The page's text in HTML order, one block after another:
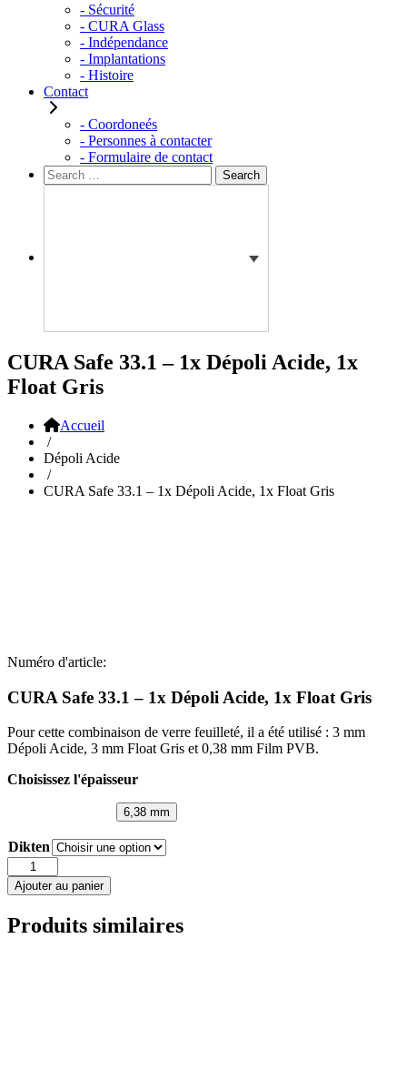
- Sécurité
- CURA Glass
- Indépendance
- Implantations
- Histoire
Contact
- Coordoneés
- Personnes à contacter
- Formulaire de contact
Rechercher :
Search
CURA Safe 33.1 – 1x Dépoli Acide, 1x
Float Gris
Accueil
/
Dépoli Acide
/
CURA Safe 33.1 – 1x Dépoli Acide, 1x Float Gris
Numéro d'article:
CURA Safe 33.1 – 1x Dépoli Acide, 1x Float Gris
Pour cette combinaison de verre feuilleté, il a été utilisé : 3 mm
Dépoli Acide, 3 mm Float Gris et 0,38 mm Film PVB.
Choisissez l'épaisseur
6,38 mm
Dikten
quantité
de
CURA
33.1
Ajouter au panier
Produits similaires